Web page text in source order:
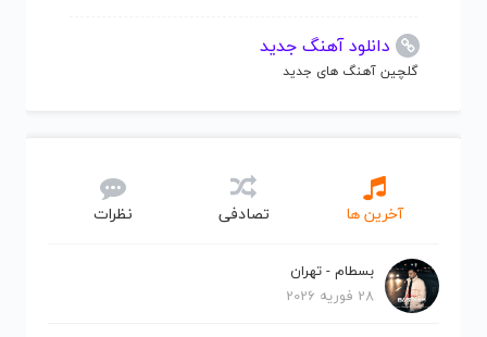
دانلود آهنگ جدید
گلچین آهنگ های جدید
آخرین ها تصادفی نظرات
بسطام - تهران
28 فوریه 2026